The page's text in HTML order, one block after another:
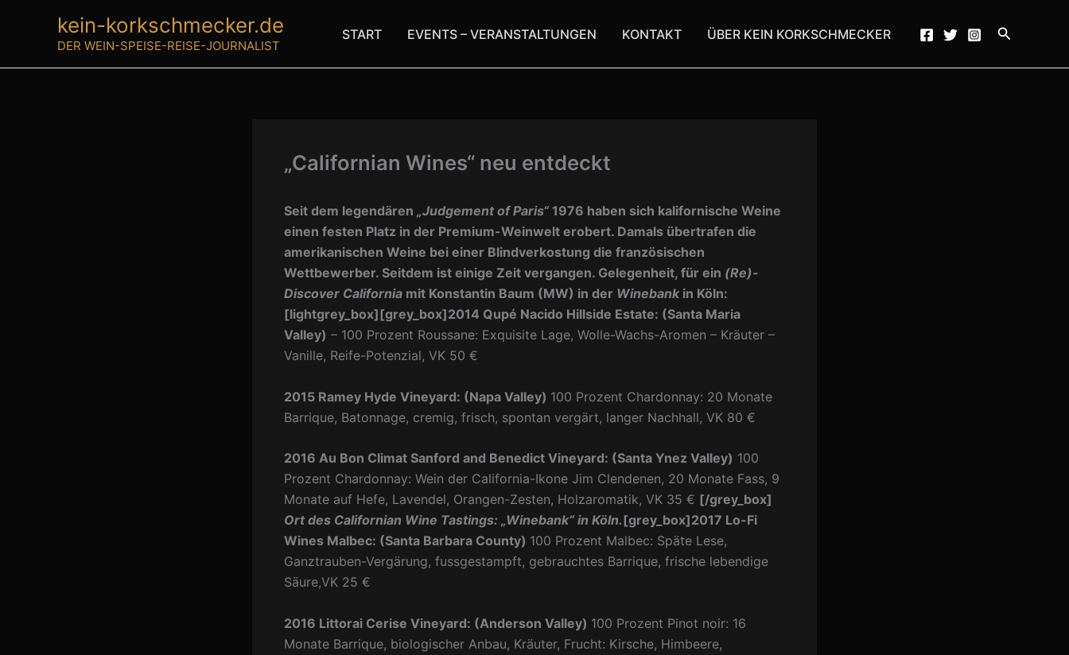
kein-korkschmecker.de
DER WEIN-SPEISE-REISE-JOURNALIST
START EVENTS – VERANSTALTUNGEN KONTAKT ÜBER KEIN KORKSCHMECKER Suchen
„Californian Wines“ neu entdeckt
Seit dem legendären „Judgement of Paris“ 1976 haben sich kalifornische Weine
einen festen Platz in der Premium-Weinwelt erobert. Damals übertrafen die
amerikanischen Weine bei einer Blindverkostung die französischen
Wettbewerber. Seitdem ist einige Zeit vergangen. Gelegenheit, für ein (Re)-
Discover California mit Konstantin Baum (MW) in der Winebankin Köln:
[lightgrey_box][grey_box]2014 Qupé Nacido Hillside Estate: (Santa Maria
Valley) – 100 Prozent Roussane: Exquisite Lage, Wolle-Wachs-Aromen – Kräuter –
Vanille, Reife-Potenzial, VK 50 €
2015 Ramey Hyde Vineyard: (Napa Valley) 100 Prozent Chardonnay: 20 Monate
Barrique, Batonnage, cremig, frisch, spontan vergärt, langer Nachhall, VK 80 €
2016 Au Bon Climat Sanford and Benedict Vineyard: (Santa Ynez Valley) 100
Prozent Chardonnay: Wein der California-Ikone Jim Clendenen, 20 Monate Fass, 9
Monate auf Hefe, Lavendel, Orangen-Zesten, Holzaromatik, VK 35 € [/grey_box]
Ort des Californian Wine Tastings: „Winebank“ in Köln.[grey_box]2017 Lo-Fi
Wines Malbec: (Santa Barbara County) 100 Prozent Malbec: Späte Lese,
Ganztrauben-Vergärung, fussgestampft, gebrauchtes Barrique, frische lebendige
Säure,VK 25 €
2016 Littorai Cerise Vineyard: (Anderson Valley) 100 Prozent Pinot noir: 16
Monate Barrique, biologischer Anbau, Kräuter, Frucht: Kirsche, Himbeere,